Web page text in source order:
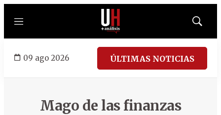
Menú
Mostrar
09 ago 2026 ÚLTIMAS NOTICIAS
Mago de las finanzas